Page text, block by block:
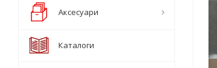
Аксесуари
Каталоги